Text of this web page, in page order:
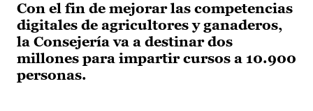
Con el fin de mejorar las competencias
digitales de agricultores y ganaderos,
la Consejería va a destinar dos
millones para impartir cursos a 10.900
personas.